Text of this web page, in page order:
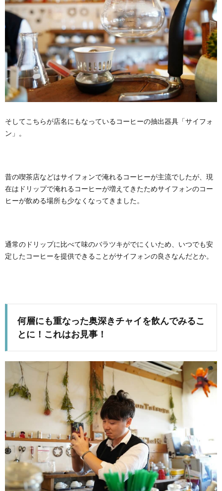
そしてこちらが店名にもなっているコーヒーの抽出器具「サイフォ
ン」。
昔の喫茶店などはサイフォンで淹れるコーヒーが主流でしたが、現
在はドリップで淹れるコーヒーが増えてきたためサイフォンのコー
ヒーが飲める場所も少なくなってきました。
通常のドリップに比べて味のバラツキがでにくいため、いつでも安
定したコーヒーを提供できることがサイフォンの良さなんだとか。
何層にも重なった奥深きチャイを飲んでみるこ
とに！これはお見事！